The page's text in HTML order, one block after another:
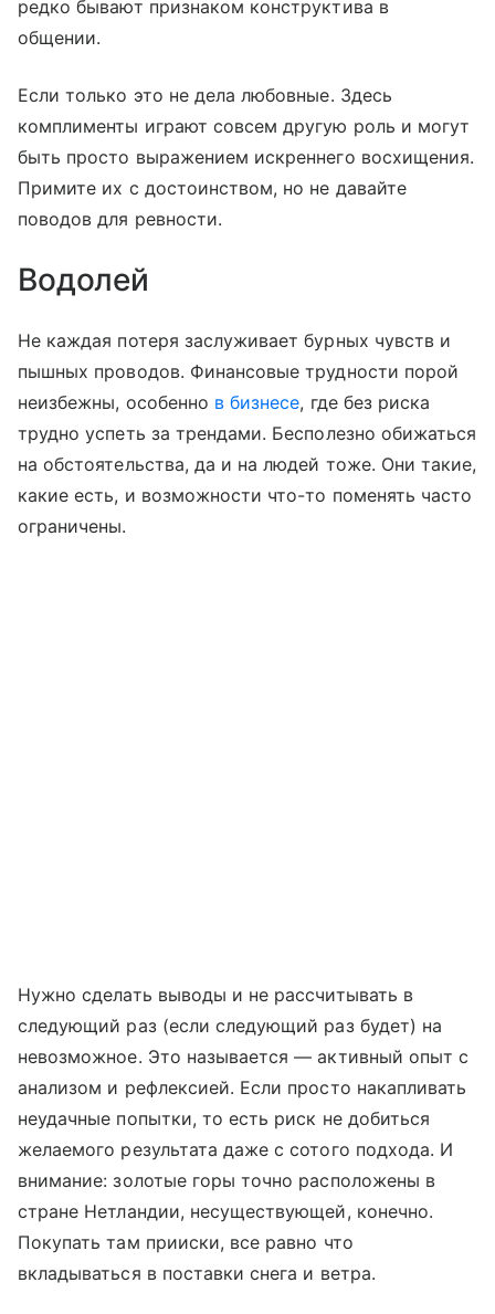
редко бывают признаком конструктива в
общении.
Если только это не дела любовные. Здесь
комплименты играют совсем другую роль и могут
быть просто выражением искреннего восхищения.
Примите их с достоинством, но не давайте
поводов для ревности.
Водолей
Не каждая потеря заслуживает бурных чувств и
пышных проводов. Финансовые трудности порой
неизбежны, особенно в бизнесе, где без риска
трудно успеть за трендами. Бесполезно обижаться
на обстоятельства, да и на людей тоже. Они такие,
какие есть, и возможности что-то поменять часто
ограничены.
Нужно сделать выводы и не рассчитывать в
следующий раз (если следующий раз будет) на
невозможное. Это называется — активный опыт с
анализом и рефлексией. Если просто накапливать
неудачные попытки, то есть риск не добиться
желаемого результата даже с сотого подхода. И
внимание: золотые горы точно расположены в
стране Нетландии, несуществующей, конечно.
Покупать там прииски, все равно что
вкладываться в поставки снега и ветра.